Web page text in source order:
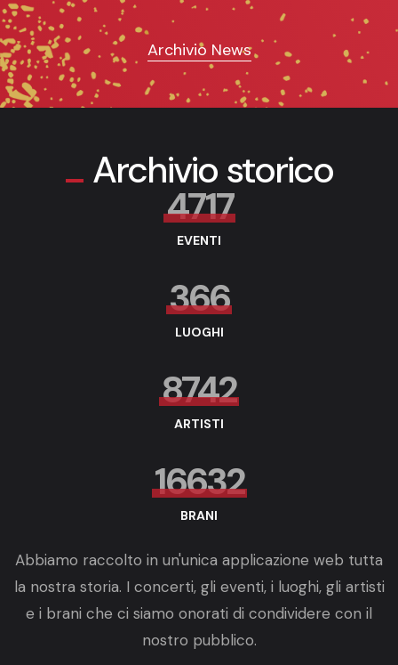
Archivio News
Archivio storico
4717
EVENTI
366
LUOGHI
8742
ARTISTI
16632
BRANI
Abbiamo raccolto in un'unica applicazione web tutta
la nostra storia. I concerti, gli eventi, i luoghi, gli artisti
e i brani che ci siamo onorati di condividere con il
nostro pubblico.